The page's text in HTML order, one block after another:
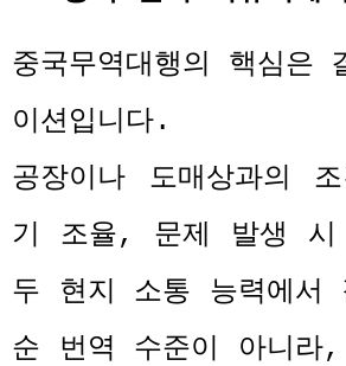
중국무역대행의 핵심은
이션입니다.
공장이나 도매상과의
기 조율, 문제 발생
두 현지 소통 능력에서
순 번역 수준이 아니라,